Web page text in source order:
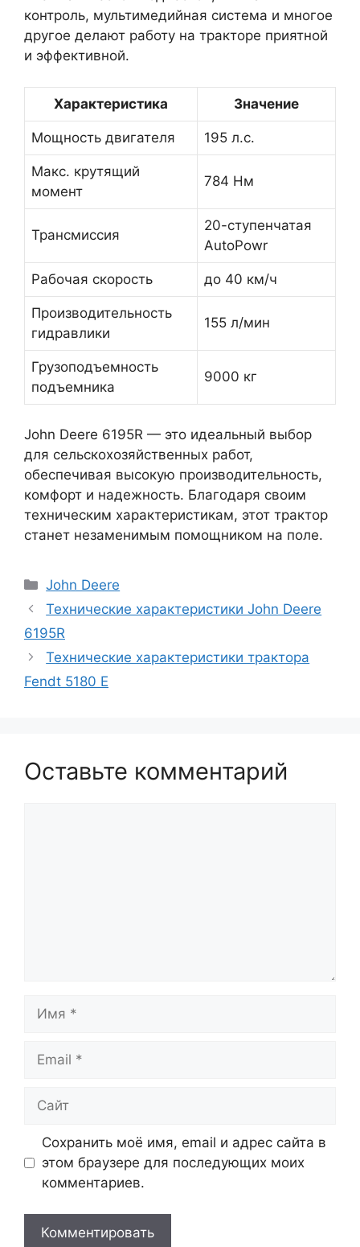
контроль, мультимедийная система и многое
другое делают работу на тракторе приятной
и эффективной.
Характеристика Значение
Мощность двигателя 195 л.с.
Макс. крутящий
момент
784 Нм
Трансмиссия
20-ступенчатая
AutoPowr
Рабочая скорость до 40 км/ч
Производительность
гидравлики
155 л/мин
Грузоподъемность
подъемника
9000 кг
John Deere 6195R — это идеальный выбор
для сельскохозяйственных работ,
обеспечивая высокую производительность,
комфорт и надежность. Благодаря своим
техническим характеристикам, этот трактор
станет незаменимым помощником на поле.
Рубрики
John Deere
Технические характеристики John Deere
6195R
Технические характеристики трактора
Fendt 5180 E
Оставьте комментарий
Имя
Email
Сайт
Сохранить моё имя, email и адрес сайта в
этом браузере для последующих моих
комментариев.